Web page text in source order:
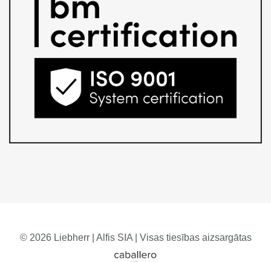
© 2026 Liebherr | Alfis SIA | Visas tiesības aizsargātas